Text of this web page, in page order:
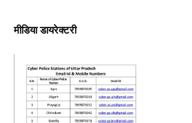
मीडिया डायरेक्टरी